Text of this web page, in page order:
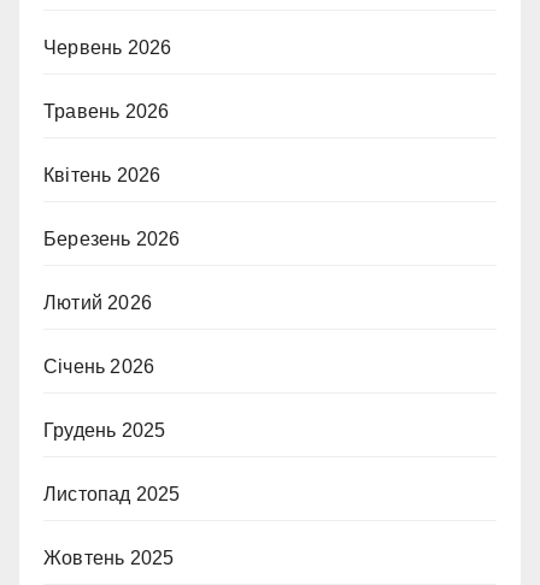
Червень 2026
Травень 2026
Квітень 2026
Березень 2026
Лютий 2026
Січень 2026
Грудень 2025
Листопад 2025
Жовтень 2025